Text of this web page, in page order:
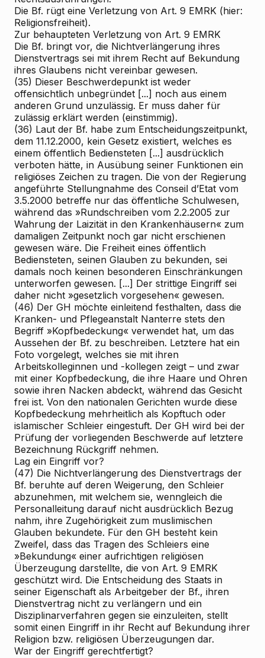
Die Bf. rügt eine Verletzung von Art. 9 EMRK (hier:
Religionsfreiheit).
Zur behaupteten Verletzung von Art. 9 EMRK
Die Bf. bringt vor, die Nichtverlängerung ihres
Dienstvertrags sei mit ihrem Recht auf Bekundung
ihres Glaubens nicht vereinbar gewesen.
(35) Dieser Beschwerdepunkt ist weder
offensichtlich unbegründet [...] noch aus einem
anderen Grund unzulässig. Er muss daher für
zulässig erklärt werden (einstimmig).
(36) Laut der Bf. habe zum Entscheidungszeitpunkt,
dem 11.12.2000, kein Gesetz existiert, welches es
einem öffentlich Bediensteten [...] ausdrücklich
verboten hätte, in Ausübung seiner Funktionen ein
religiöses Zeichen zu tragen. Die von der Regierung
angeführte Stellungnahme des Conseil d’Etat vom
3.5.2000 betreffe nur das öffentliche Schulwesen,
während das »Rundschreiben vom 2.2.2005 zur
Wahrung der Laizität in den Krankenhäusern« zum
damaligen Zeitpunkt noch gar nicht erschienen
gewesen wäre. Die Freiheit eines öffentlich
Bediensteten, seinen Glauben zu bekunden, sei
damals noch keinen besonderen Einschränkungen
unterworfen gewesen. [...] Der strittige Eingriff sei
daher nicht »gesetzlich vorgesehen« gewesen.
(46) Der GH möchte einleitend festhalten, dass die
Kranken- und Pflegeanstalt Nanterre stets den
Begriff »Kopfbedeckung« verwendet hat, um das
Aussehen der Bf. zu beschreiben. Letztere hat ein
Foto vorgelegt, welches sie mit ihren
Arbeitskolleginnen und -kollegen zeigt – und zwar
mit einer Kopfbedeckung, die ihre Haare und Ohren
sowie ihren Nacken abdeckt, während das Gesicht
frei ist. Von den nationalen Gerichten wurde diese
Kopfbedeckung mehrheitlich als Kopftuch oder
islamischer Schleier eingestuft. Der GH wird bei der
Prüfung der vorliegenden Beschwerde auf letztere
Bezeichnung Rückgriff nehmen.
Lag ein Eingriff vor?
(47) Die Nichtverlängerung des Dienstvertrags der
Bf. beruhte auf deren Weigerung, den Schleier
abzunehmen, mit welchem sie, wenngleich die
Personalleitung darauf nicht ausdrücklich Bezug
nahm, ihre Zugehörigkeit zum muslimischen
Glauben bekundete. Für den GH besteht kein
Zweifel, dass das Tragen des Schleiers eine
»Bekundung« einer aufrichtigen religiösen
Überzeugung darstellte, die von Art. 9 EMRK
geschützt wird. Die Entscheidung des Staats in
seiner Eigenschaft als Arbeitgeber der Bf., ihren
Dienstvertrag nicht zu verlängern und ein
Disziplinarverfahren gegen sie einzuleiten, stellt
somit einen Eingriff in ihr Recht auf Bekundung ihrer
Religion bzw. religiösen Überzeugungen dar.
War der Eingriff gerechtfertigt?